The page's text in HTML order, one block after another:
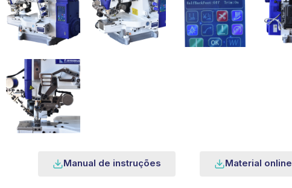
Manual de instruções Material online